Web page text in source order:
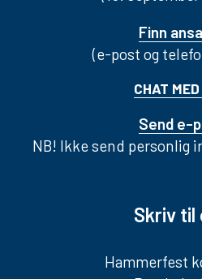
Finn
(e-post og
CHAT
Send e-
NB! Ikke send personlig
Skriv til
Hammerfest